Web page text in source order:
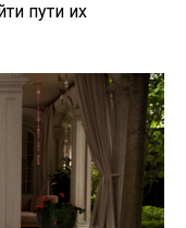
пути их